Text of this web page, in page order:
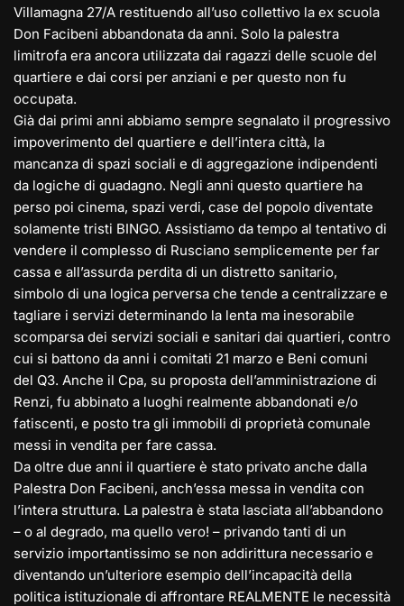
Villamagna 27/A restituendo all’uso collettivo la ex scuola
Don Facibeni abbandonata da anni. Solo la palestra
limitrofa era ancora utilizzata dai ragazzi delle scuole del
quartiere e dai corsi per anziani e per questo non fu
occupata.
Già dai primi anni abbiamo sempre segnalato il progressivo
impoverimento del quartiere e dell’intera città, la
mancanza di spazi sociali e di aggregazione indipendenti
da logiche di guadagno. Negli anni questo quartiere ha
perso poi cinema, spazi verdi, case del popolo diventate
solamente tristi BINGO. Assistiamo da tempo al tentativo di
vendere il complesso di Rusciano semplicemente per far
cassa e all’assurda perdita di un distretto sanitario,
simbolo di una logica perversa che tende a centralizzare e
tagliare i servizi determinando la lenta ma inesorabile
scomparsa dei servizi sociali e sanitari dai quartieri, contro
cui si battono da anni i comitati 21 marzo e Beni comuni
del Q3. Anche il Cpa, su proposta dell’amministrazione di
Renzi, fu abbinato a luoghi realmente abbandonati e/o
fatiscenti, e posto tra gli immobili di proprietà comunale
messi in vendita per fare cassa.
Da oltre due anni il quartiere è stato privato anche dalla
Palestra Don Facibeni, anch’essa messa in vendita con
l’intera struttura. La palestra è stata lasciata all’abbandono
– o al degrado, ma quello vero! – privando tanti di un
servizio importantissimo se non addirittura necessario e
diventando un’ulteriore esempio dell’incapacità della
politica istituzionale di affrontare REALMENTE le necessità